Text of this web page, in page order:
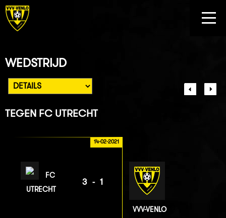
WEDSTRIJD
TEGEN FC UTRECHT
14-02-2021
FC
UTRECHT
3-1
VVV-VENLO